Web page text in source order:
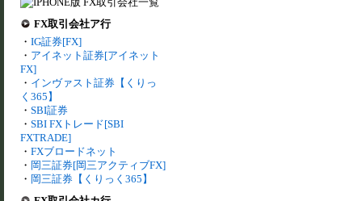
FX取引会社ア行
・ IG証券[FX]
・ アイネット証券[アイネット
FX]
・ インヴァスト証券【くりっ
く365】
・ SBI証券
・ SBI FXトレード[SBI
FXTRADE]
・ FXブロードネット
・ 岡三証券[岡三アクティブFX]
・ 岡三証券【くりっく365】